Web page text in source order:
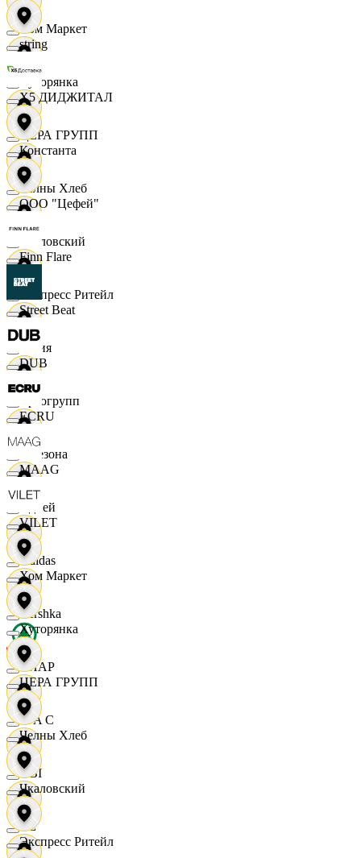
Хом Маркет
Хуторянка
ЦЕРА ГРУПП
Челны Хлеб
Чкаловский
Экспресс Ритейл
Юлия
Яркогрупп
4 Сезона
7 дней
Adidas
Bershka
СПАР
M A C
OBI
RE
string
X5 ДИДЖИТАЛ
Константа
ООО "Цефей"
Finn Flare
Street Beat
DUB
ECRU
MAAG
VILET
Хом Маркет
Хуторянка
ЦЕРА ГРУПП
Челны Хлеб
Чкаловский
Экспресс Ритейл